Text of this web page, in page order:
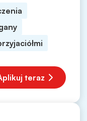
teraz